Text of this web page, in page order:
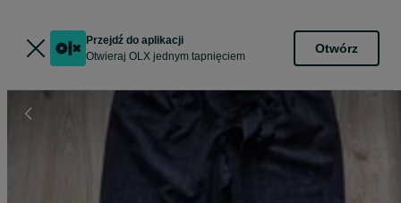
Przejdź do aplikacji
Otwieraj OLX jednym tapnięciem
Otwórz